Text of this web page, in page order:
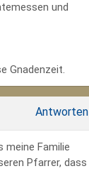
und
Gnadenzeit.
Antworten
meine Familie
Pfarrer, dass